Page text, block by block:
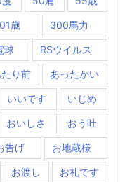
歳 300馬力
球 RSウイルス
たり前 あったかい
いいです いじめ
おいしさ おう吐
告げ お地蔵様
お渡し お礼です